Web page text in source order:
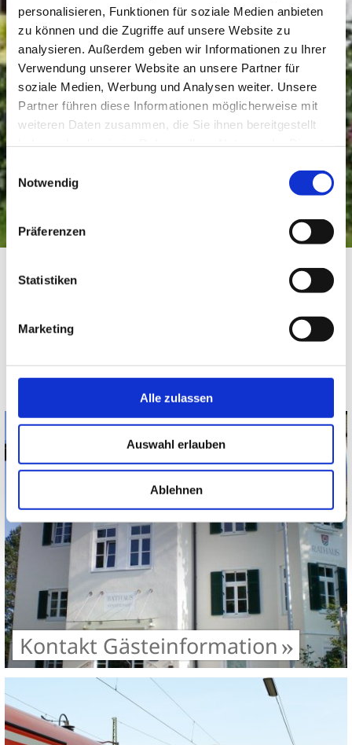
personalisieren, Funktionen für soziale Medien anbieten
zu können und die Zugriffe auf unsere Website zu
analysieren. Außerdem geben wir Informationen zu Ihrer
Verwendung unserer Website an unsere Partner für
soziale Medien, Werbung und Analysen weiter. Unsere
Partner führen diese Informationen möglicherweise mit
weiteren Daten zusammen, die Sie ihnen bereitgestellt
Einwilligungsauswahl
Notwendig
Präferenzen
Statistiken
Marketing
Alle zulassen
Auswahl erlauben
Ablehnen
Hier finden Sie hilfreiche Informationen rund um Ihre
Info
Kontakt Gästeinformation